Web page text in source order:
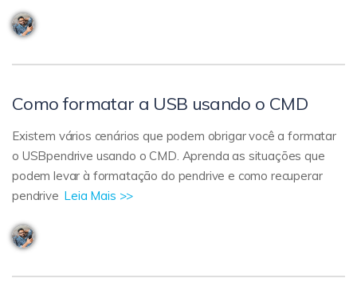
Como formatar a USB usando o CMD
Existem vários cenários que podem obrigar você a formatar
o USBpendrive usando o CMD. Aprenda as situações que
podem levar à formatação do pendrive e como recuperar
pendrive Leia Mais >>